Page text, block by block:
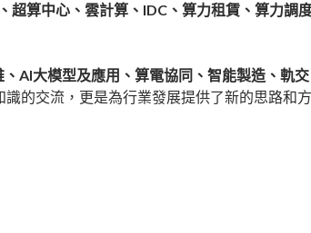
算中心、雲計算、IDC、算力租賃、算力調
AI大模型及應用、算電協同、智能製造、軌
的交流，更是為行業發展提供了新的思路和方